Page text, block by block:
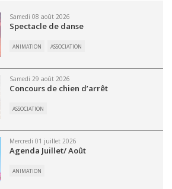
Samedi 08 août 2026
Spectacle de danse
ANIMATION ASSOCIATION
Samedi 29 août 2026
Concours de chien d’arrêt
ASSOCIATION
Mercredi 01 juillet 2026
Agenda Juillet/ Août
ANIMATION